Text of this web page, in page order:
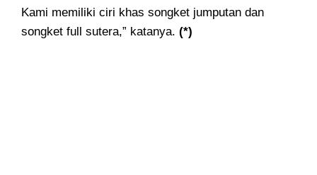
Kami memiliki ciri khas songket jumputan dan
songket full sutera,” katanya. (*)